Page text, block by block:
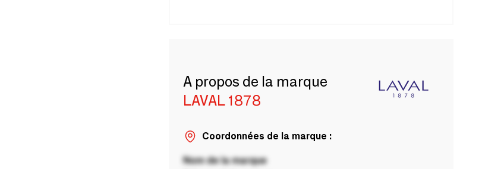
A propos de la marque
LAVAL 1878
Coordonnées de la marque :
Nom de la marque